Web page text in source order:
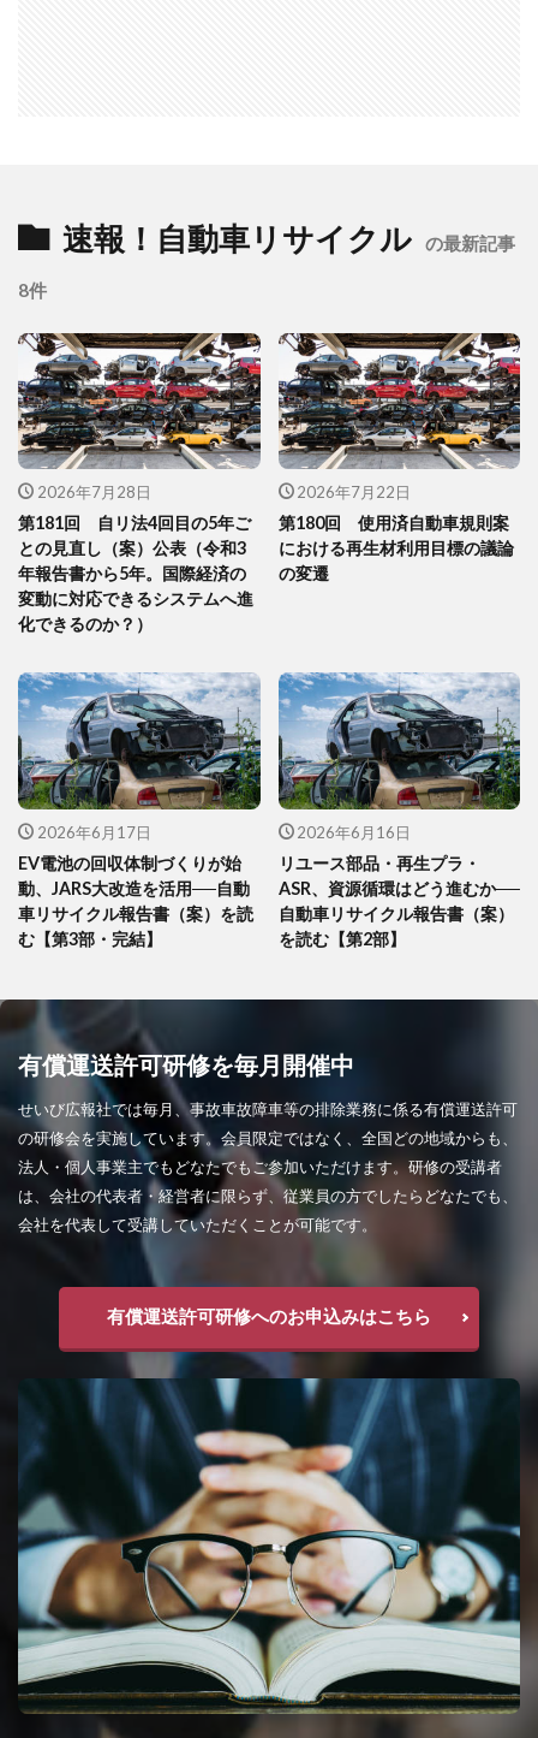
速報！自動車リサイクル の最新記事
8件
2026年7月28日
第181回 自リ法4回目の5年ご
との見直し（案）公表（令和3
年報告書から5年。国際経済の
変動に対応できるシステムへ進
化できるのか？）
2026年7月22日
第180回 使用済自動車規則案
における再生材利用目標の議論
の変遷
2026年6月17日
EV電池の回収体制づくりが始
動、JARS大改造を活用──自動
車リサイクル報告書（案）を読
む【第3部・完結】
2026年6月16日
リユース部品・再生プラ・
ASR、資源循環はどう進むか──
自動車リサイクル報告書（案）
を読む【第2部】
有償運送許可研修を毎月開催中
せいび広報社では毎月、事故車故障車等の排除業務に係る有償運送許可
の研修会を実施しています。会員限定ではなく、全国どの地域からも、
法人・個人事業主でもどなたでもご参加いただけます。研修の受講者
は、会社の代表者・経営者に限らず、従業員の方でしたらどなたでも、
会社を代表して受講していただくことが可能です。
有償運送許可研修へのお申込みはこちら